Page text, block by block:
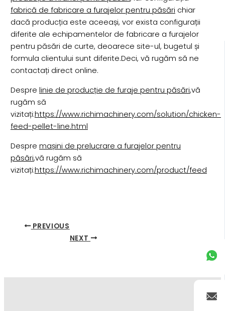
fabrică de fabricare a furajelor pentru păsări chiar
dacă producția este aceeași, vor exista configurații
diferite ale echipamentelor de fabricare a furajelor
pentru păsări de curte, deoarece site-ul, bugetul și
formula clientului sunt diferite.Deci, vă rugăm să ne
contactați direct online.
Despre linie de producție de furaje pentru păsări,vă
rugăm să
vizitați:https://www.richimachinery.com/solution/chicken-
feed-pellet-line.html
Despre mașini de prelucrare a furajelor pentru
păsări,vă rugăm să
vizitați:https://www.richimachinery.com/product/feed
PREVIOUS
NEXT